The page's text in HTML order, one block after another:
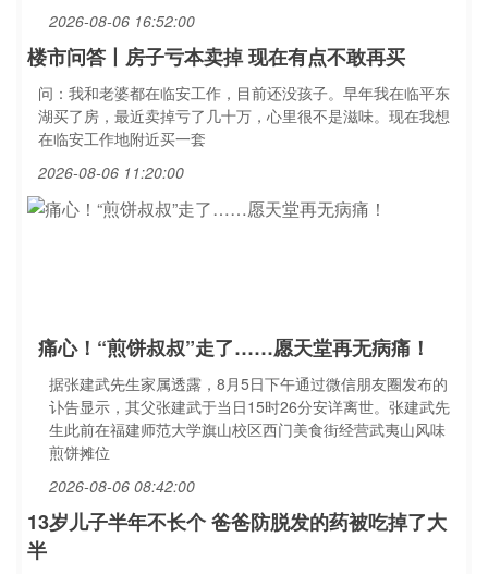
2026-08-06 16:52:00
楼市问答丨房子亏本卖掉 现在有点不敢再买
问：我和老婆都在临安工作，目前还没孩子。早年我在临平东
湖买了房，最近卖掉亏了几十万，心里很不是滋味。现在我想
在临安工作地附近买一套
2026-08-06 11:20:00
痛心！“煎饼叔叔”走了……愿天堂再无病痛！
据张建武先生家属透露，8月5日下午通过微信朋友圈发布的
讣告显示，其父张建武于当日15时26分安详离世。张建武先
生此前在福建师范大学旗山校区西门美食街经营武夷山风味
煎饼摊位
2026-08-06 08:42:00
13岁儿子半年不长个 爸爸防脱发的药被吃掉了大
半